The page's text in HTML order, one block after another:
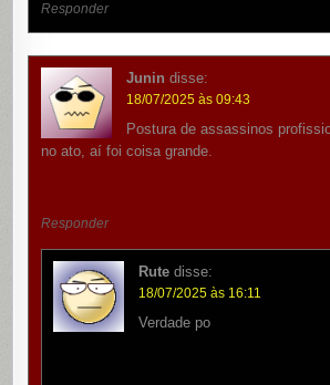
Responder
Junin disse:
18/07/2025 às 09:43
Postura de assassinos
no ato, aí foi coisa grande.
Responder
Rute disse:
18/07/2025 às 16:11
Verdade po